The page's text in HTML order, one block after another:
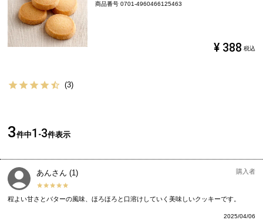
商品番号 0701-4960466125463
¥ 388 税込
3
3件中1 -3件表示
あんさん 1 購入者
2025/04/06
程よい甘さとバターの風味、ほろほろと口溶けしていく美味しいクッキーです。